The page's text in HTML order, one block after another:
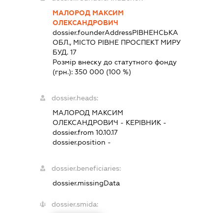
МАЛОРОД МАКСИМ
ОЛЕКСАНДРОВИЧ
dossier.founderAddressРІВНЕНСЬКА
ОБЛ., МІСТО РІВНЕ ПРОСПЕКТ МИРУ
БУД. 17
Розмір внеску до статутного фонду
(грн.): 350 000 (100 %)
dossier.heads:
МАЛОРОД МАКСИМ
ОЛЕКСАНДРОВИЧ - КЕРІВНИК -
dossier.from 10.10.17
dossier.position -
dossier.beneficiaries:
dossier.missingData
dossier.smida: